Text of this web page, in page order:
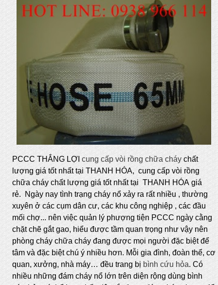
PCCC THẮNG LỢI cung cấp vòi rồng chữa cháy chất
lượng giá tốt nhất tại THANH HÓA, cung cấp vòi rồng
chữa cháy chất lượng giá tốt nhất tại THANH HÓA giá
rẻ. Ngày nay tình trạng cháy nổ xảy ra rất nhiều , thường
xuyên ở các cụm dân cư, các khu công nghiệp , các đầu
mối chợ... nên việc quản lý phượng tiện PCCC ngày cằng
chặt chẽ gắt gao, hiểu được tầm quan trọng như vậy nên
phòng cháy chữa cháy đang được mọi người đặc biệt để
tâm và đặc biệt chú ý nhiều hơn. Mỗi gia đình, đoàn thể, cơ
quan, xưởng, nhà máy… đều trang bị bình cứu hỏa. Có
nhiều những đám cháy nổ lớn trên diện rộng dùng bình